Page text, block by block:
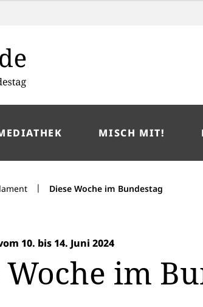
MISCH MIT!
| Diese Woche im Bundestag
10. bis 14. Juni 2024
Woche im